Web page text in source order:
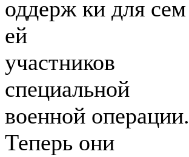
оддерж ки для сем
ей
участников
специальной
военной операции.
Теперь они